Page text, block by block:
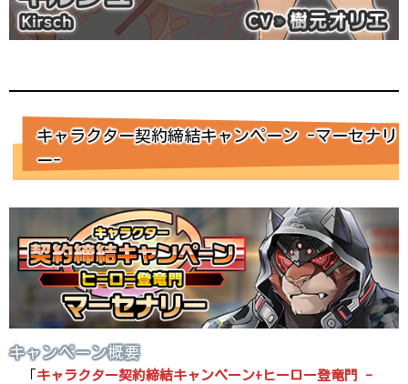
キャラクター契約締結キャンペーン -マーセナリ
ー-
キャンペーン概要
キャラクター契約締結キャンペーン+ヒーロー登竜門
-